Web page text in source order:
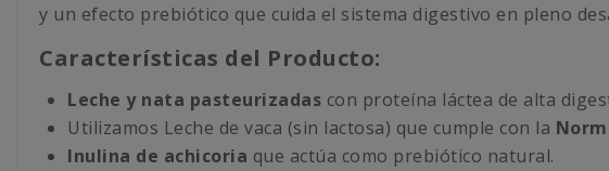
y un efecto prebiótico que cuida el sistema digestivo en pleno
Características del Producto:
Leche y nata pasteurizadas con proteína láctea de alta
Utilizamos Leche de vaca (sin lactosa) que cumple con la
Inulina de achicoria que actúa como prebiótico natural.